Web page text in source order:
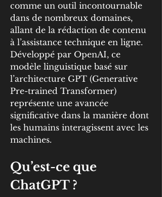
comme un outil incontournable
dans de nombreux domaines,
allant de la rédaction de contenu
à l’assistance technique en ligne.
Développé par OpenAI, ce
modèle linguistique basé sur
l’architecture GPT (Generative
Pre-trained Transformer)
représente une avancée
significative dans la manière dont
les humains interagissent avec les
machines.
Qu’est-ce que
ChatGPT ?